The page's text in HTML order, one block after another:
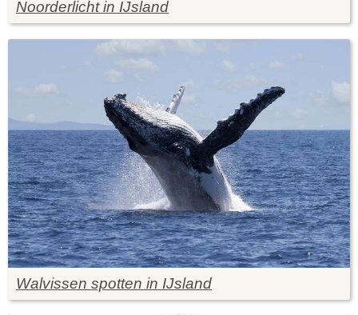
Noorderlicht in IJsland
Walvissen spotten in IJsland